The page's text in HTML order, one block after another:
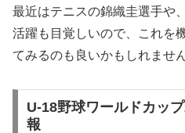
最近はテニスの錦織圭選手や
活躍も目覚しいので、これを
てみるのも良いかもしれません
U-18野球ワールドカッ
報